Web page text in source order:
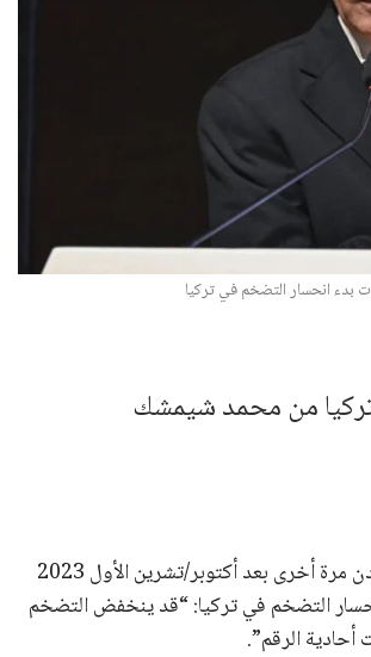
بدء انحسار التضخم في تركيا
من محمد شيمشك
قال وزير الخزانة والمالية التركية محمد شيمشك، الذي ذهب إلى لندن مرة أخرى بعد أكتوبر/تشرين الأول 2023
التضخم في تركيا: “قد ينخفض التضخم
أحادية الرقم”.